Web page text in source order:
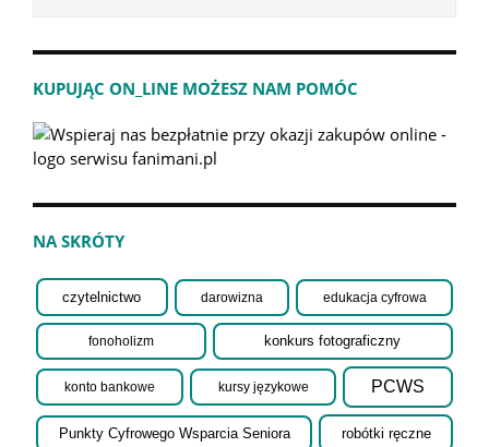
KUPUJĄC ON_LINE MOŻESZ NAM POMÓC
NA SKRÓTY
czytelnictwo darowizna edukacja cyfrowa
fonoholizm konkurs fotograficzny
konto bankowe kursy językowe PCWS
Punkty Cyfrowego Wsparcia Seniora robótki ręczne